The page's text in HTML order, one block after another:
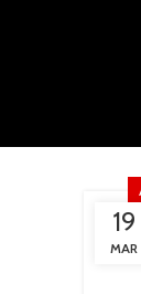
19
MAR